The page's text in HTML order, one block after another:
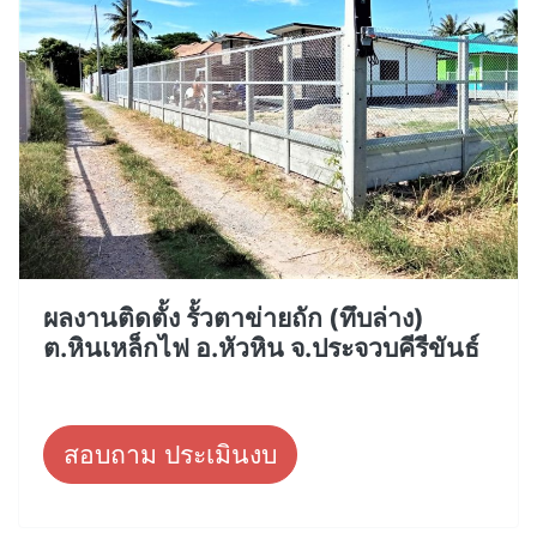
ผลงานติดตั้ง รั้วตาข่ายถัก (ทึบล่าง)
ต.หินเหล็กไฟ อ.หัวหิน จ.ประจวบคีรีขันธ์
สอบถาม ประเมินงบ